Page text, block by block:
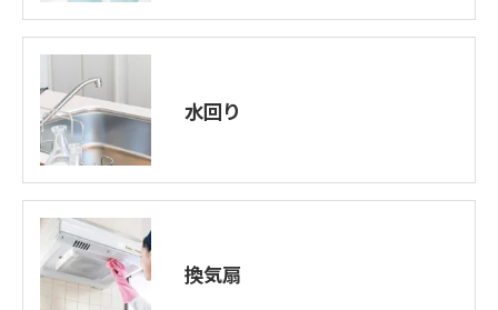
水回り
換気扇